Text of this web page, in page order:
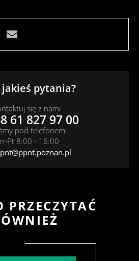
jakieś pytania?
się z nami
61 827 97 00
pod telefonem:
Pt 8:00 - 16:00
PRZECZYTAĆ